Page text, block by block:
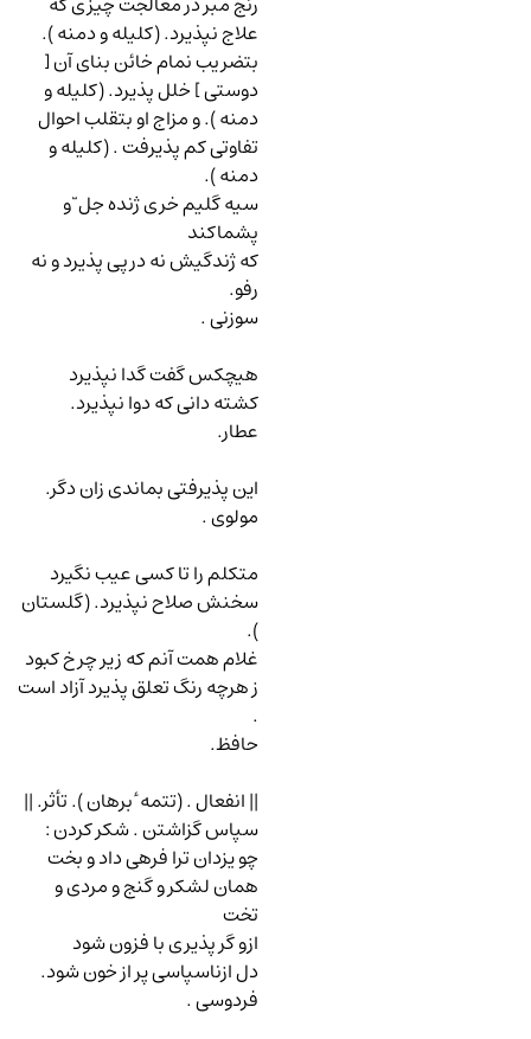
علاج نپذیرد. (کلیله و دمنه ).
بتضریب نمام خائن بنای آن [
دوستی ] خلل پذیرد. (کلیله و
دمنه ). و مزاج او بتقلب احوال
تفاوتی کم پذیرفت . (کلیله و
دمنه ).
سیه گلیم خری ژنده جل ّ و
پشماکند
که ژندگیش نه درپی پذیرد و نه
رفو.
سوزنی .
هیچکس گفت گدا نپذیرد
کشته دانی که دوا نپذیرد.
عطار.
این پذیرفتی بماندی زان دگر.
مولوی .
متکلم را تا کسی عیب نگیرد
سخنش صلاح نپذیرد. (گلستان
).
غلام همت آنم که زیر چرخ کبود
ز هرچه رنگ تعلق پذیرد آزاد است
.
حافظ.
|| انفعال . (تتمه ٔ برهان ). تأثر. ||
سپاس گزاشتن . شکر کردن:
چو یزدان ترا فرهی داد و بخت
همان لشکر و گنج و مردی و
تخت
ازو گر پذیری با فزون شود
دل ازناسپاسی پر از خون شود.
فردوسی .